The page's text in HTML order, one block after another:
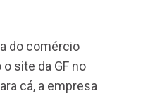
do comércio
site da GF no
cá, a empresa